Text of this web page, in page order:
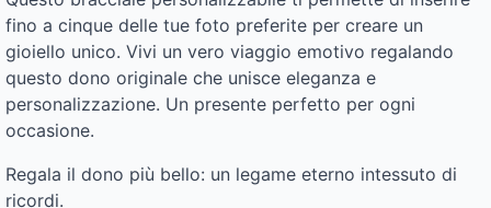
fino a cinque delle tue foto preferite per creare un
gioiello unico. Vivi un vero viaggio emotivo regalando
questo dono originale che unisce eleganza e
personalizzazione. Un presente perfetto per ogni
occasione.
Regala il dono più bello: un legame eterno intessuto di
ricordi.